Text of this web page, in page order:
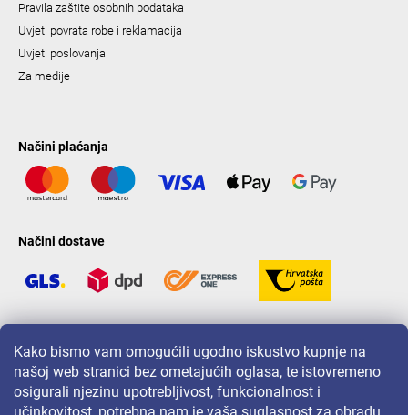
Kako bismo vam omogućili ugodno iskustvo kupnje na
našoj web stranici bez ometajućih oglasa, te istovremeno
osigurali njezinu upotrebljivost, funkcionalnost i
Pravila zaštite osobnih podataka
Uvjeti povrata robe i reklamacija
Uvjeti poslovanja
Za medije
Načini plaćanja
Načini dostave